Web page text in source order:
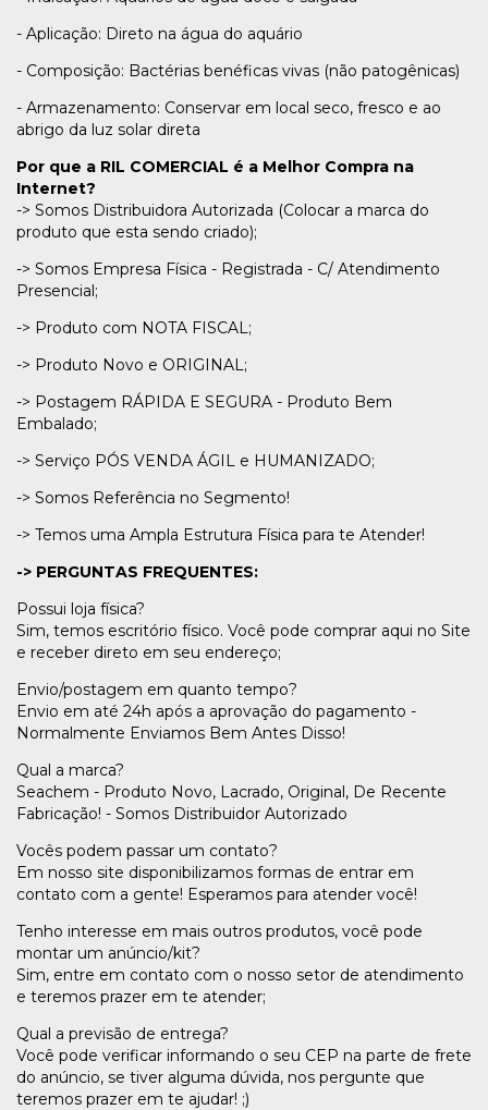
- Aplicação: Direto na água do aquário
- Composição: Bactérias benéficas vivas (não patogênicas)
- Armazenamento: Conservar em local seco, fresco e ao
abrigo da luz solar direta
Por que a RIL COMERCIAL é a Melhor Compra na
Internet?
-> Somos Distribuidora Autorizada (Colocar a marca do
produto que esta sendo criado);
-> Somos Empresa Física - Registrada - C/ Atendimento
Presencial;
-> Produto com NOTA FISCAL;
-> Produto Novo e ORIGINAL;
-> Postagem RÁPIDA E SEGURA - Produto Bem
Embalado;
-> Serviço PÓS VENDA ÁGIL e HUMANIZADO;
-> Somos Referência no Segmento!
-> Temos uma Ampla Estrutura Física para te Atender!
-> PERGUNTAS FREQUENTES:
Possui loja física?
Sim, temos escritório físico. Você pode comprar aqui no Site
e receber direto em seu endereço;
Envio/postagem em quanto tempo?
Envio em até 24h após a aprovação do pagamento -
Normalmente Enviamos Bem Antes Disso!
Qual a marca?
Seachem - Produto Novo, Lacrado, Original, De Recente
Fabricação! - Somos Distribuidor Autorizado
Vocês podem passar um contato?
Em nosso site disponibilizamos formas de entrar em
contato com a gente! Esperamos para atender você!
Tenho interesse em mais outros produtos, você pode
montar um anúncio/kit?
Sim, entre em contato com o nosso setor de atendimento
e teremos prazer em te atender;
Qual a previsão de entrega?
Você pode verificar informando o seu CEP na parte de frete
do anúncio, se tiver alguma dúvida, nos pergunte que
teremos prazer em te ajudar! ;)